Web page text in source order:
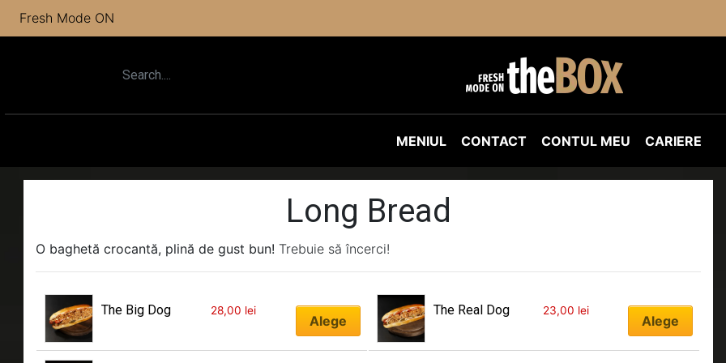
Fresh Mode ON
MENIUL CONTACT CONTUL MEU CARIERE
Long Bread
O baghetă crocantă, plină de gust bun! Trebuie să încerci!
The Big Dog 28,00 lei
Alege
The Real Dog 23,00 lei
Alege